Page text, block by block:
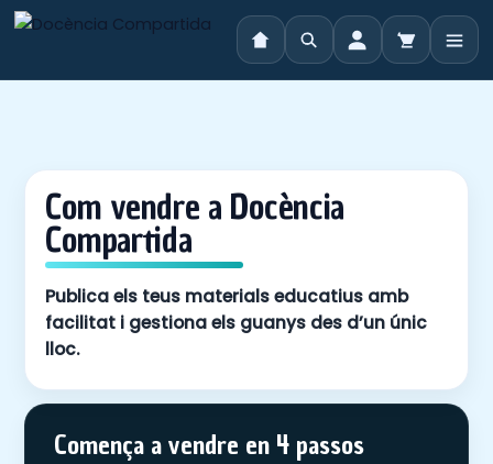
Com vendre a Docència
Compartida
Publica els teus materials educatius amb
facilitat i gestiona els guanys des d’un únic
lloc.
Comença a vendre en 4 passos